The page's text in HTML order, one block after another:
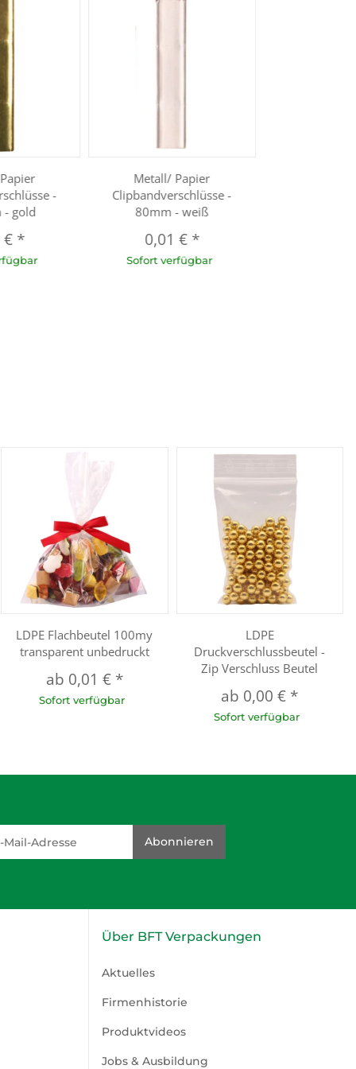
-
- gold
€ *
Metall/ Papier
Clipbandverschlüsse -
80mm - weiß
0,01 € *
Sofort verfügbar
LDPE Flachbeutel 100my
transparent unbedruckt
ab 0,01 € *
Sofort verfügbar
LDPE
Druckverschlussbeutel -
Zip Verschluss Beutel
ab 0,00 € *
Sofort verfügbar
Abonnieren
Über BFT Verpackungen
Aktuelles
Firmenhistorie
Produktvideos
Jobs & Ausbildung